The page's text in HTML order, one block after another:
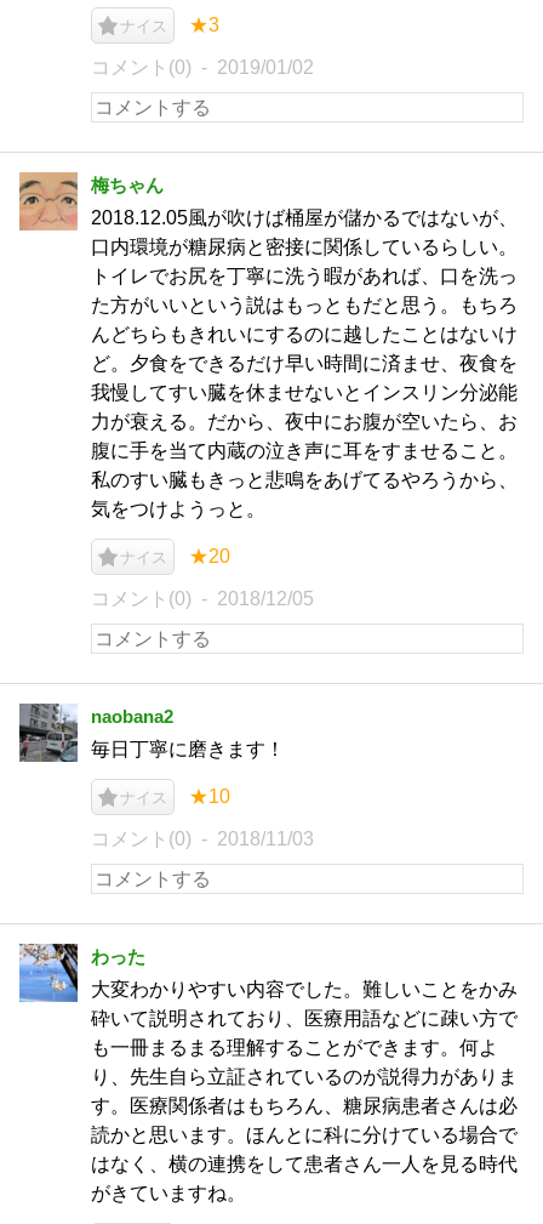
ナイス ★3
コメント(0) 2019/01/02
梅ちゃん
2018.12.05風が吹けば桶屋が儲かるではないが、
口内環境が糖尿病と密接に関係しているらしい。
トイレでお尻を丁寧に洗う暇があれば、口を洗っ
た方がいいという説はもっともだと思う。もちろ
んどちらもきれいにするのに越したことはないけ
ど。夕食をできるだけ早い時間に済ませ、夜食を
我慢してすい臓を休ませないとインスリン分泌能
力が衰える。だから、夜中にお腹が空いたら、お
腹に手を当て内蔵の泣き声に耳をすませること。
私のすい臓もきっと悲鳴をあげてるやろうから、
気をつけようっと。
ナイス ★20
コメント(0) 2018/12/05
naobana2
毎日丁寧に磨きます！
ナイス ★10
コメント(0) 2018/11/03
わった
大変わかりやすい内容でした。難しいことをかみ
砕いて説明されており、医療用語などに疎い方で
も一冊まるまる理解することができます。何よ
り、先生自ら立証されているのが説得力がありま
す。医療関係者はもちろん、糖尿病患者さんは必
読かと思います。ほんとに科に分けている場合で
はなく、横の連携をして患者さん一人を見る時代
がきていますね。